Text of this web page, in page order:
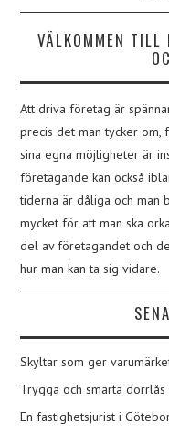
VÄLKOMMEN TILL
Att driva företag är
precis det man tycker om,
sina egna möjligheter är
företagande kan också
tiderna är dåliga och man
mycket för att man ska
del av företagandet och
hur man kan ta sig vidare.
Skyltar som ger
Trygga och smarta
En fastighetsjurist i